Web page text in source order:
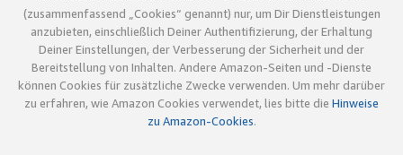
(zusammenfassend „Cookies“ genannt) nur, um Dir Dienstleistungen
anzubieten, einschließlich Deiner Authentifizierung, der Erhaltung
Deiner Einstellungen, der Verbesserung der Sicherheit und der
Bereitstellung von Inhalten. Andere Amazon-Seiten und -Dienste
können Cookies für zusätzliche Zwecke verwenden. Um mehr darüber
zu erfahren, wie Amazon Cookies verwendet, lies bitte die Hinweise
zu Amazon-Cookies.